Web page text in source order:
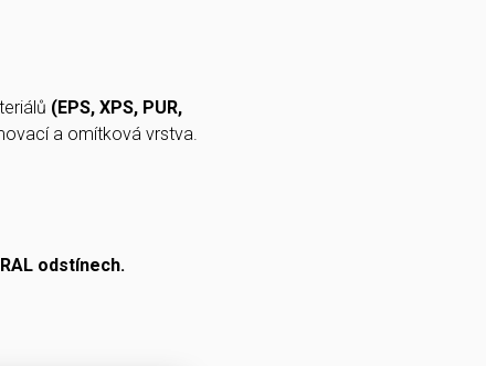
(EPS, XPS, PUR,
a omítková vrstva.
RAL odstínech.